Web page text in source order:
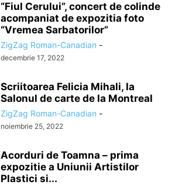
“Fiul Cerului”, concert de colinde
acompaniat de expozitia foto
“Vremea Sarbatorilor”
ZigZag Roman-Canadian -
decembrie 17, 2022
Scriitoarea Felicia Mihali, la
Salonul de carte de la Montreal
ZigZag Roman-Canadian -
noiembrie 25, 2022
Acorduri de Toamna – prima
expozitie a Uniunii Artistilor
Plastici si...